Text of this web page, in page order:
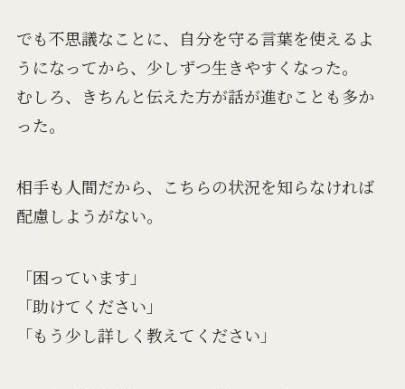
でも不思議なことに、自分を守る言葉を使えるよ
うになってから、少しずつ生きやすくなった。
むしろ、きちんと伝えた方が話が進むことも多か
った。
相手も人間だから、こちらの状況を知らなければ
配慮しようがない。
「困っています」
「助けてください」
「もう少し詳しく教えてください」